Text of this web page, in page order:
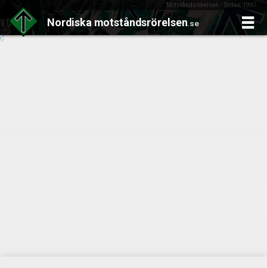
Motståndsrörelsen - Sedan 1997
Nordiska motståndsrörelsen.se